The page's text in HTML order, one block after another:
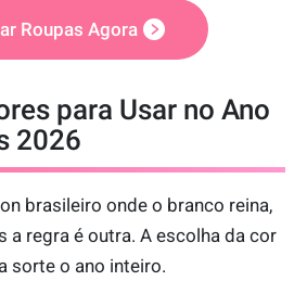
Roupas Agora
para Usar no Ano
2026
brasileiro onde o branco reina,
a regra é outra. A escolha da cor
sorte o ano inteiro.